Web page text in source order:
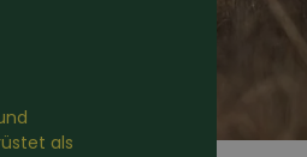
als